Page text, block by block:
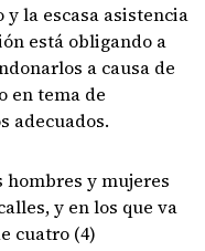
la escasa asistencia
está obligando a
a causa de
en tema de
adecuados.
hombres y mujeres
y en los que va
cuatro (4)